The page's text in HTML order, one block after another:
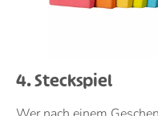
4. Steckspiel